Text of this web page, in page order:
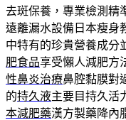
去斑保養，專業檢測精
遠離漏水設備日本瘦身
中特有的珍貴營養成分
肥食品享受懶人減肥方
性鼻炎治療鼻腔黏膜對
的持久液主要目持久活
本減肥藥漢方製藥降內